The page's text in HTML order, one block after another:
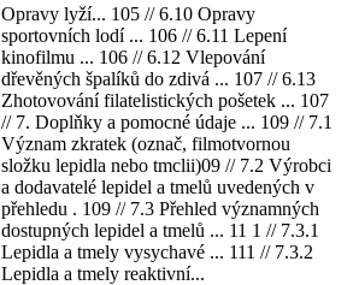
Opravy lyží... 105 // 6.10 Opravy
sportovních lodí ... 106 // 6.11 Lepení
kinofilmu ... 106 // 6.12 Vlepování
dřevěných špalíků do zdivá ... 107 // 6.13
Zhotovování filatelistických pošetek ... 107
// 7. Doplňky a pomocné údaje ... 109 // 7.1
Význam zkratek (označ, filmotvornou
složku lepidla nebo tmclii)09 // 7.2 Výrobci
a dodavatelé lepidel a tmelů uvedených v
přehledu . 109 // 7.3 Přehled významných
dostupných lepidel a tmelů ... 11 1 // 7.3.1
Lepidla a tmely vysychavé ... 111 // 7.3.2
Lepidla a tmely reaktivní...